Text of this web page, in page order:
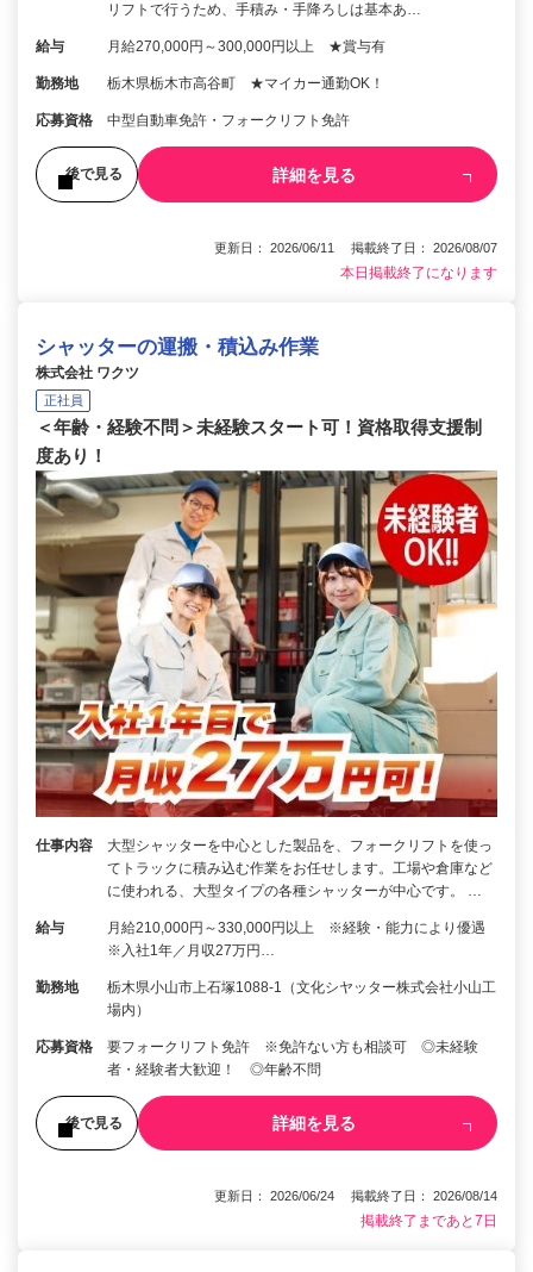
リフトで行うため、手積み・手降ろしは基本あ…
給与 月給270,000円～300,000円以上 ★賞与有
勤務地 栃木県栃木市高谷町 ★マイカー通勤OK！
応募資格 中型自動車免許・フォークリフト免許
後で見る 詳細を見る
更新日： 2026/06/11 掲載終了日： 2026/08/07
本日掲載終了になります
シャッターの運搬・積込み作業
株式会社 ワクツ
正社員
＜年齢・経験不問＞未経験スタート可！資格取得支援制
度あり！
仕事内容
大型シャッターを中心とした製品を、フォークリフトを使っ
てトラックに積み込む作業をお任せします。工場や倉庫など
に使われる、大型タイプの各種シャッターが中心です。 …
給与
月給210,000円～330,000円以上 ※経験・能力により優遇
※入社1年／月収27万円…
勤務地
栃木県小山市上石塚1088-1（文化シヤッター株式会社小山工
場内）
応募資格
要フォークリフト免許 ※免許ない方も相談可 ◎未経験
者・経験者大歓迎！ ◎年齢不問
後で見る 詳細を見る
更新日： 2026/06/24 掲載終了日： 2026/08/14
掲載終了まであと7日